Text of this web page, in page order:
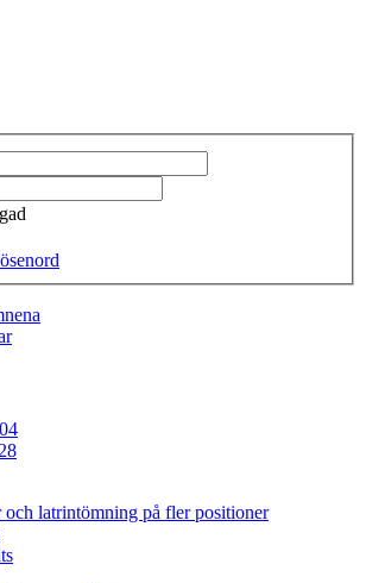
latrintömning på fler positioner